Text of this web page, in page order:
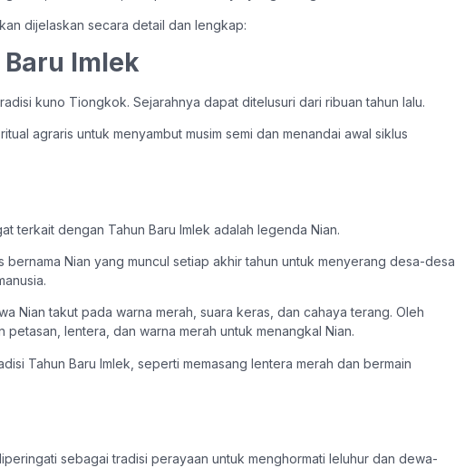
dijelaskan secara detail dan lengkap:
Baru Imlek
kuno Tiongkok. Sejarahnya dapat ditelusuri dari ribuan tahun lalu.
agraris untuk menyambut musim semi dan menandai awal siklus
terkait dengan Tahun Baru Imlek adalah legenda Nian.
Nian yang muncul setiap akhir tahun untuk menyerang desa-desa
Nian takut pada warna merah, suara keras, dan cahaya terang. Oleh
petasan, lentera, dan warna merah untuk menangkal Nian.
Tahun Baru Imlek, seperti memasang lentera merah dan bermain
sebagai tradisi perayaan untuk menghormati leluhur dan dewa-